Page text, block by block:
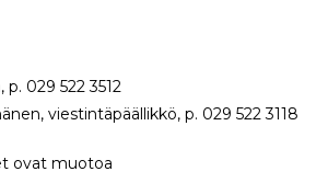
029 522 3512
viestintäpäällikkö, p. 029 522 3118
ovat muotoa